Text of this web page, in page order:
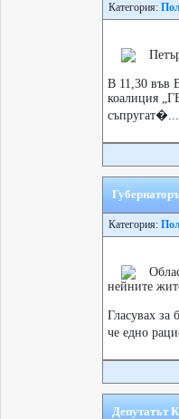
Категория:
В 11,30 във
коалиция
съпругат�...
Категория:
нейните
Гласувах за
че едно
Депутатът